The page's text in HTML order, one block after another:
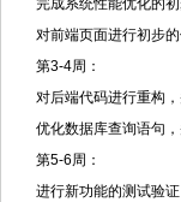
完成系统性能优化的
对前端页面进行初步
第3-4周：
对后端代码进行重构
优化数据库查询语句
第5-6周：
进行新功能的测试验